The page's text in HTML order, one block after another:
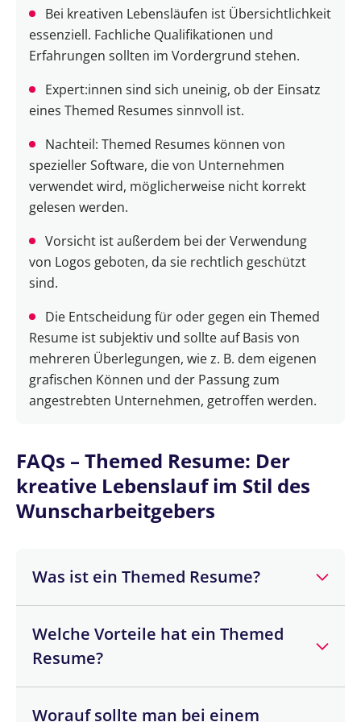
Bei kreativen Lebensläufen ist Übersichtlichkeit
essenziell. Fachliche Qualifikationen und
Erfahrungen sollten im Vordergrund stehen.
Expert:innen sind sich uneinig, ob der Einsatz
eines Themed Resumes sinnvoll ist.
Nachteil: Themed Resumes können von
spezieller Software, die von Unternehmen
verwendet wird, möglicherweise nicht korrekt
gelesen werden.
Vorsicht ist außerdem bei der Verwendung
von Logos geboten, da sie rechtlich geschützt
sind.
Die Entscheidung für oder gegen ein Themed
Resume ist subjektiv und sollte auf Basis von
mehreren Überlegungen, wie z. B. dem eigenen
grafischen Können und der Passung zum
angestrebten Unternehmen, getroffen werden.
FAQs – Themed Resume: Der
kreative Lebenslauf im Stil des
Wunscharbeitgebers
Was ist ein Themed Resume?
Stil des Unternehmens gestaltet ist, bei dem
man sich bewirbt.
Welche Vorteile hat ein Themed
Resume?
überraschen, die Motivation des Bewerbers
Worauf sollte man bei einem